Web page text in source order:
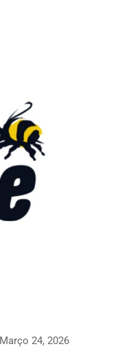
Março 24, 2026